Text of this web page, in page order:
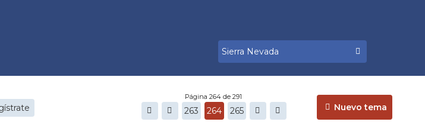
Nuevo tema
Página 264 de 291
263 264 265